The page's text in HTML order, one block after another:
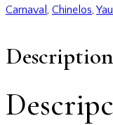
Carnaval , Chinelos,
Description